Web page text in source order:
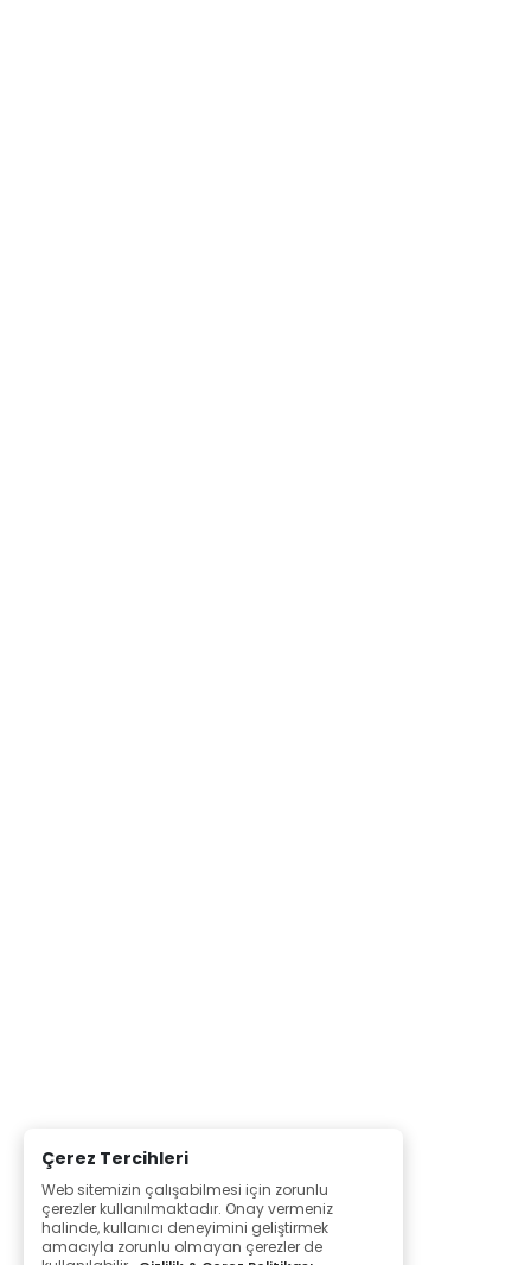
Çerez Tercihleri
Web sitemizin çalışabilmesi için zorunlu
çerezler kullanılmaktadır. Onay vermeniz
halinde, kullanıcı deneyimini geliştirmek
amacıyla zorunlu olmayan çerezler de